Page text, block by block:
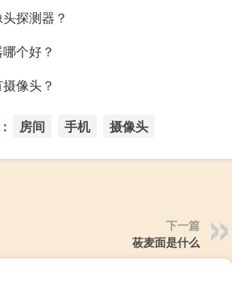
探测器？
个好？
像头？
房间 手机 摄像头
下一篇
莜麦面是什么